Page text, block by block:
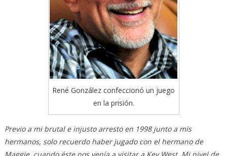
René González confeccionó un juego
en la prisión.
Previo a mi brutal e injusto arresto en 1998 junto a mis
hermanos, solo recuerdo haber jugado con el hermano de